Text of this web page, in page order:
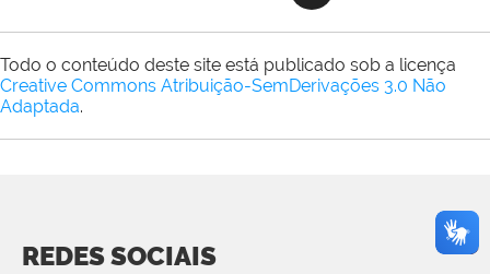
Todo o conteúdo deste site está publicado sob a licença
Creative Commons Atribuição-SemDerivações 3.0 Não
Adaptada.
REDES SOCIAIS